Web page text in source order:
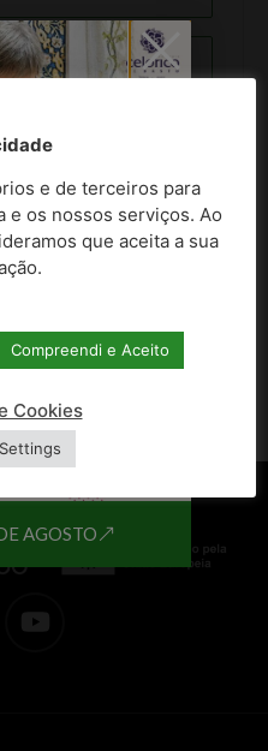
iCal / Outlook
EVENTO
e de terceiros para
e os nossos serviços. Ao
que aceita a sua
Compreendi e Aceito
Cookies
AGOSTO